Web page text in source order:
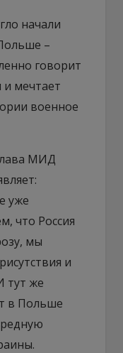
начали
–
говорит
и мечтает
военное
МИД
уже
что Россия
мы
и
тут же
в Польше